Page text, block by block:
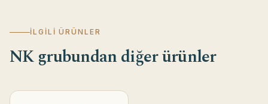
İLGILI ÜRÜNLER
NK grubundan diğer ürünler